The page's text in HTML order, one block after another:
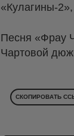
«Кулагины-
Песня «Фрау
Чартовой
СКОПИРОВАТЬ